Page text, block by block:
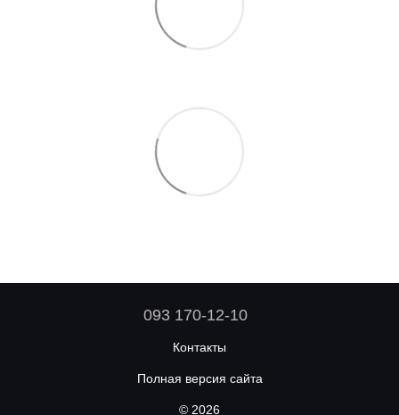
093 170-12-10
Контакты
Полная версия сайта
© 2026